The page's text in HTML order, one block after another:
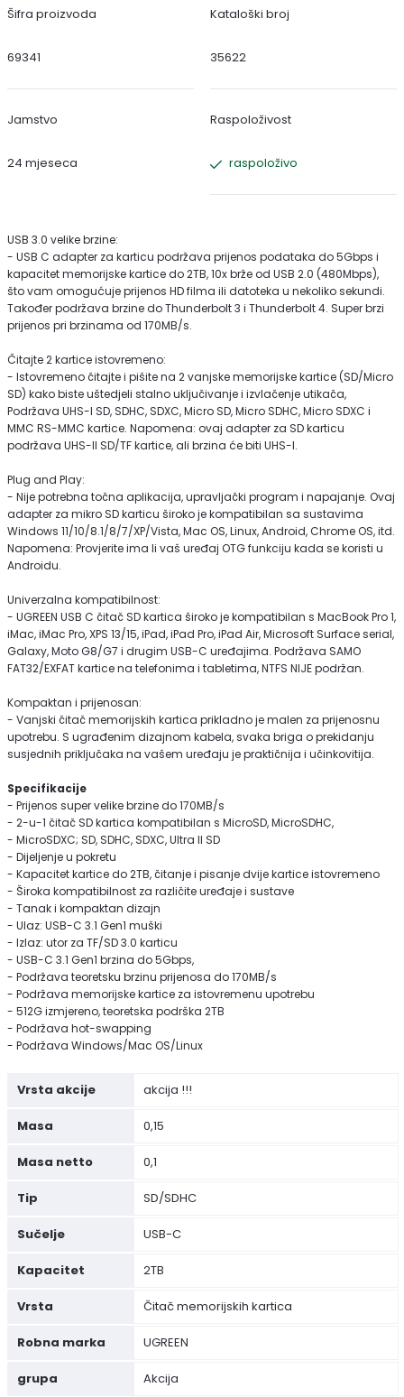
Šifra proizvoda
69341
Kataloški broj
35622
Jamstvo
24 mjeseca
Raspoloživost
raspoloživo
USB 3.0 velike brzine:
- USB C adapter za karticu podržava prijenos podataka do 5Gbps i
kapacitet memorijske kartice do 2TB, 10x brže od USB 2.0 (480Mbps),
što vam omogućuje prijenos HD filma ili datoteka u nekoliko sekundi.
Također podržava brzine do Thunderbolt 3 i Thunderbolt 4. Super brzi
prijenos pri brzinama od 170MB/s.
Čitajte 2 kartice istovremeno:
- Istovremeno čitajte i pišite na 2 vanjske memorijske kartice (SD/Micro
SD) kako biste uštedjeli stalno uključivanje i izvlačenje utikača,
Podržava UHS-I SD, SDHC, SDXC, Micro SD, Micro SDHC, Micro SDXC i
MMC RS-MMC kartice. Napomena: ovaj adapter za SD karticu
podržava UHS-II SD/TF kartice, ali brzina će biti UHS-I.
Plug and Play:
- Nije potrebna točna aplikacija, upravljački program i napajanje. Ovaj
adapter za mikro SD karticu široko je kompatibilan sa sustavima
Windows 11/10/8.1/8/7/XP/Vista, Mac OS, Linux, Android, Chrome OS, itd.
Napomena: Provjerite ima li vaš uređaj OTG funkciju kada se koristi u
Androidu.
Univerzalna kompatibilnost:
- UGREEN USB C čitač SD kartica široko je kompatibilan s MacBook Pro 1,
iMac, iMac Pro, XPS 13/15, iPad, iPad Pro, iPad Air, Microsoft Surface serial,
Galaxy, Moto G8/G7 i drugim USB-C uređajima. Podržava SAMO
FAT32/EXFAT kartice na telefonima i tabletima, NTFS NIJE podržan.
Kompaktan i prijenosan:
- Vanjski čitač memorijskih kartica prikladno je malen za prijenosnu
upotrebu. S ugrađenim dizajnom kabela, svaka briga o prekidanju
susjednih priključaka na vašem uređaju je praktičnija i učinkovitija.
Specifikacije
- Prijenos super velike brzine do 170MB/s
- 2-u-1 čitač SD kartica kompatibilan s MicroSD, MicroSDHC,
- MicroSDXC; SD, SDHC, SDXC, Ultra II SD
- Dijeljenje u pokretu
- Kapacitet kartice do 2TB, čitanje i pisanje dvije kartice istovremeno
- Široka kompatibilnost za različite uređaje i sustave
- Tanak i kompaktan dizajn
- Ulaz: USB-C 3.1 Gen1 muški
- Izlaz: utor za TF/SD 3.0 karticu
- USB-C 3.1 Gen1 brzina do 5Gbps,
- Podržava teoretsku brzinu prijenosa do 170MB/s
- Podržava memorijske kartice za istovremenu upotrebu
- 512G izmjereno, teoretska podrška 2TB
- Podržava hot-swapping
- Podržava Windows/Mac OS/Linux
Vrsta akcije akcija !!!
Masa 0,15
Masa netto 0,1
Tip SD/SDHC
Sučelje USB-C
Kapacitet 2TB
Vrsta Čitač memorijskih kartica
Robna marka UGREEN
grupa Akcija